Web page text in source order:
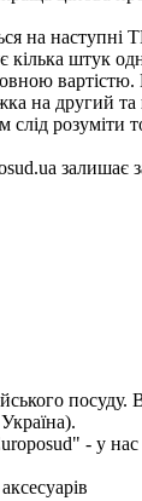
на наступні
кілька штук
на другий
розуміти
залишає
посуду.
- у